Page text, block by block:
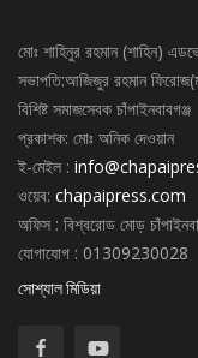
মোঃ শাহিনুর রহমান (শাহিন)
সভাপতি:আজিজুর রহমান
বিশিষ্ট সমাজসেবক চাঁপাইনবাবগঞ্জ
প্রকাশক: মোঃ অনিক দেওয়ান
ই-মেইল :
ওয়েব: chapaipress.com
অফিস : বিশ্বরোড মোড়
যোগাযোগ : 01309230028
সোশ্যাল মিডিয়া